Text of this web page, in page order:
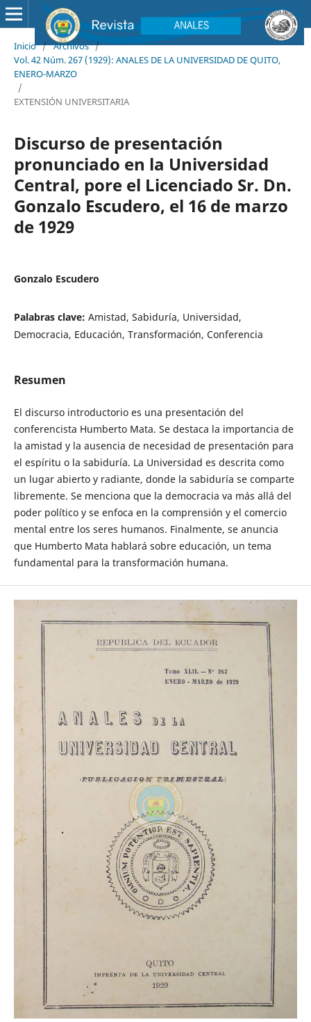
Inicio / Archivos /
Vol. 42 Núm. 267 (1929): ANALES DE LA UNIVERSIDAD DE QUITO,
ENERO-MARZO
/
EXTENSIÓN UNIVERSITARIA
Discurso de presentación
pronunciado en la Universidad
Central, pore el Licenciado Sr. Dn.
Gonzalo Escudero, el 16 de marzo
de 1929
Gonzalo Escudero
Palabras clave: Amistad, Sabiduría, Universidad,
Democracia, Educación, Transformación, Conferencia
Resumen
El discurso introductorio es una presentación del
conferencista Humberto Mata. Se destaca la importancia de
la amistad y la ausencia de necesidad de presentación para
el espíritu o la sabiduría. La Universidad es descrita como
un lugar abierto y radiante, donde la sabiduría se comparte
libremente. Se menciona que la democracia va más allá del
poder político y se enfoca en la comprensión y el comercio
mental entre los seres humanos. Finalmente, se anuncia
que Humberto Mata hablará sobre educación, un tema
fundamental para la transformación humana.